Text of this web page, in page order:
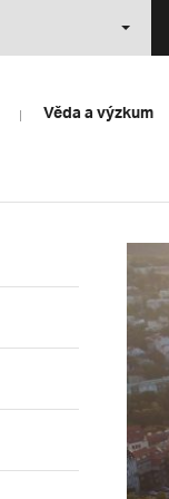
Věda a výzkum